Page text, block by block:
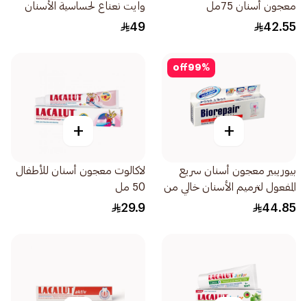
معجون أسنان 75مل
42.55
وايت نعناع لحساسية الأسنان
75مل
49
99%
off
+
بيوريبير معجون أسنان سريع
المفعول لترميم الأسنان خالي من
الفلورايد 75مل
44.85
+
لاكالوت معجون أسنان للأطفال
50 مل
29.9